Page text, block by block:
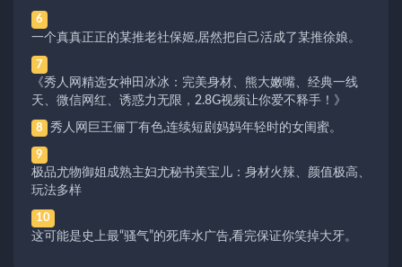
6
一个真真正正的某推老社保姬,居然把自己活成了某推徐娘。
7
《秀人网精选女神田冰冰：完美身材、熊大嫩嘴、经典一线
天、微信网红、诱惑力无限，2.8G视频让你爱不释手！》
8 秀人网巨王俪丁有色,连续短剧妈妈年轻时的女闺蜜。
9
极品尤物御姐成熟主妇尤秘书美宝儿：身材火辣、颜值极高、
玩法多样
10
这可能是史上最“骚气”的死库水广告,看完保证你笑掉大牙。